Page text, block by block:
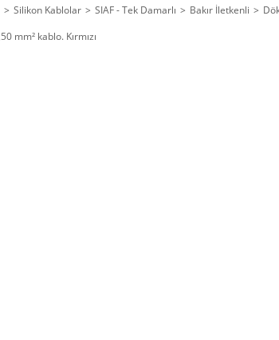
Silikon Kablolar SIAF - Tek Damarlı Bakır İletkenli